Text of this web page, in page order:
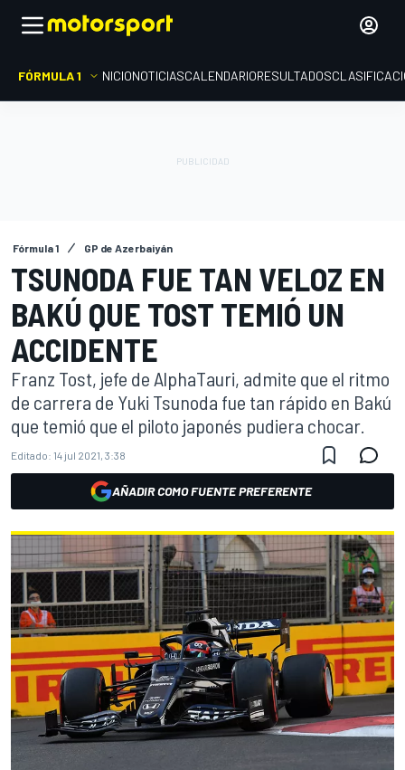
FÓRMULA 1 INICIONOTICIASCALENDARIORESULTADOS
Fórmula 1 GP de Azerbaiyán
TSUNODA FUE TAN VELOZ EN
BAKÚ QUE TOST TEMIÓ UN
ACCIDENTE
Franz Tost, jefe de AlphaTauri, admite que el ritmo
de carrera de Yuki Tsunoda fue tan rápido en Bakú
que temió que el piloto japonés pudiera chocar.
Editado: 14 jul 2021, 3:38
AÑADIR COMO FUENTE PREFERENTE